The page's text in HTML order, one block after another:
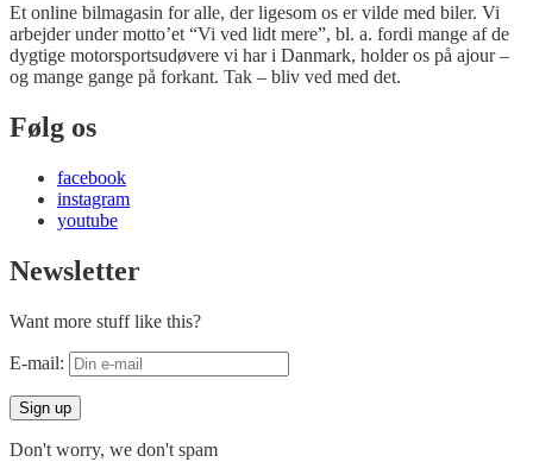
Et online bilmagasin for alle, der ligesom os er vilde med biler. Vi
arbejder under motto’et “Vi ved lidt mere”, bl. a. fordi mange af de
dygtige motorsportsudøvere vi har i Danmark, holder os på ajour –
og mange gange på forkant. Tak – bliv ved med det.
Følg os
facebook
instagram
youtube
Newsletter
Want more stuff like this?
E-mail:
Don't worry, we don't spam